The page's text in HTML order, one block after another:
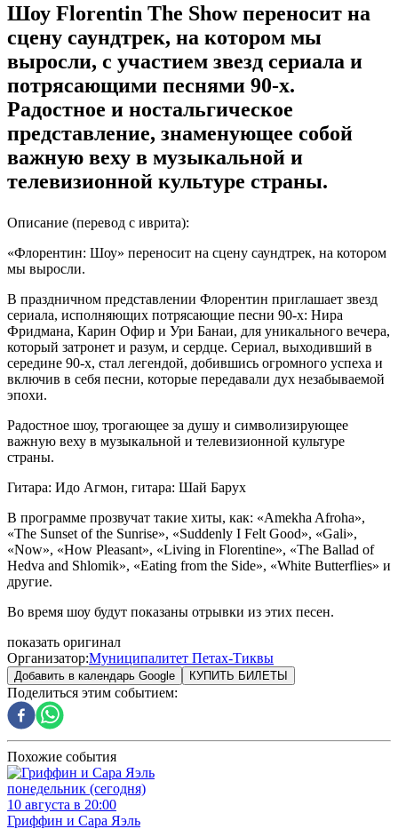
Шоу Florentin The Show переносит на
сцену саундтрек, на котором мы
выросли, с участием звезд сериала и
потрясающими песнями 90-х.
Радостное и ностальгическое
представление, знаменующее собой
важную веху в музыкальной и
телевизионной культуре страны.
Описание (перевод с иврита):
«Флорентин: Шоу» переносит на сцену саундтрек, на котором
мы выросли.
В праздничном представлении Флорентин приглашает звезд
сериала, исполняющих потрясающие песни 90-х: Нира
Фридмана, Карин Офир и Ури Банаи, для уникального вечера,
который затронет и разум, и сердце. Сериал, выходивший в
середине 90-х, стал легендой, добившись огромного успеха и
включив в себя песни, которые передавали дух незабываемой
эпохи.
Радостное шоу, трогающее за душу и символизирующее
важную веху в музыкальной и телевизионной культуре
страны.
Гитара: Идо Агмон, гитара: Шай Барух
В программе прозвучат такие хиты, как: «Amekha Afroha»,
«The Sunset of the Sunrise», «Suddenly I Felt Good», «Gali»,
«Now», «How Pleasant», «Living in Florentine», «The Ballad of
Hedva and Shlomik», «Eating from the Side», «White Butterflies» и
другие.
Во время шоу будут показаны отрывки из этих песен.
показать оригинал
Организатор:Муниципалитет Петах-Тиквы
Добавить в календарь Google КУПИТЬ БИЛЕТЫ
Поделиться этим событием:
Похожие события
понедельник (сегодня)
10 августа в 20:00
Гриффин и Сара Яэль